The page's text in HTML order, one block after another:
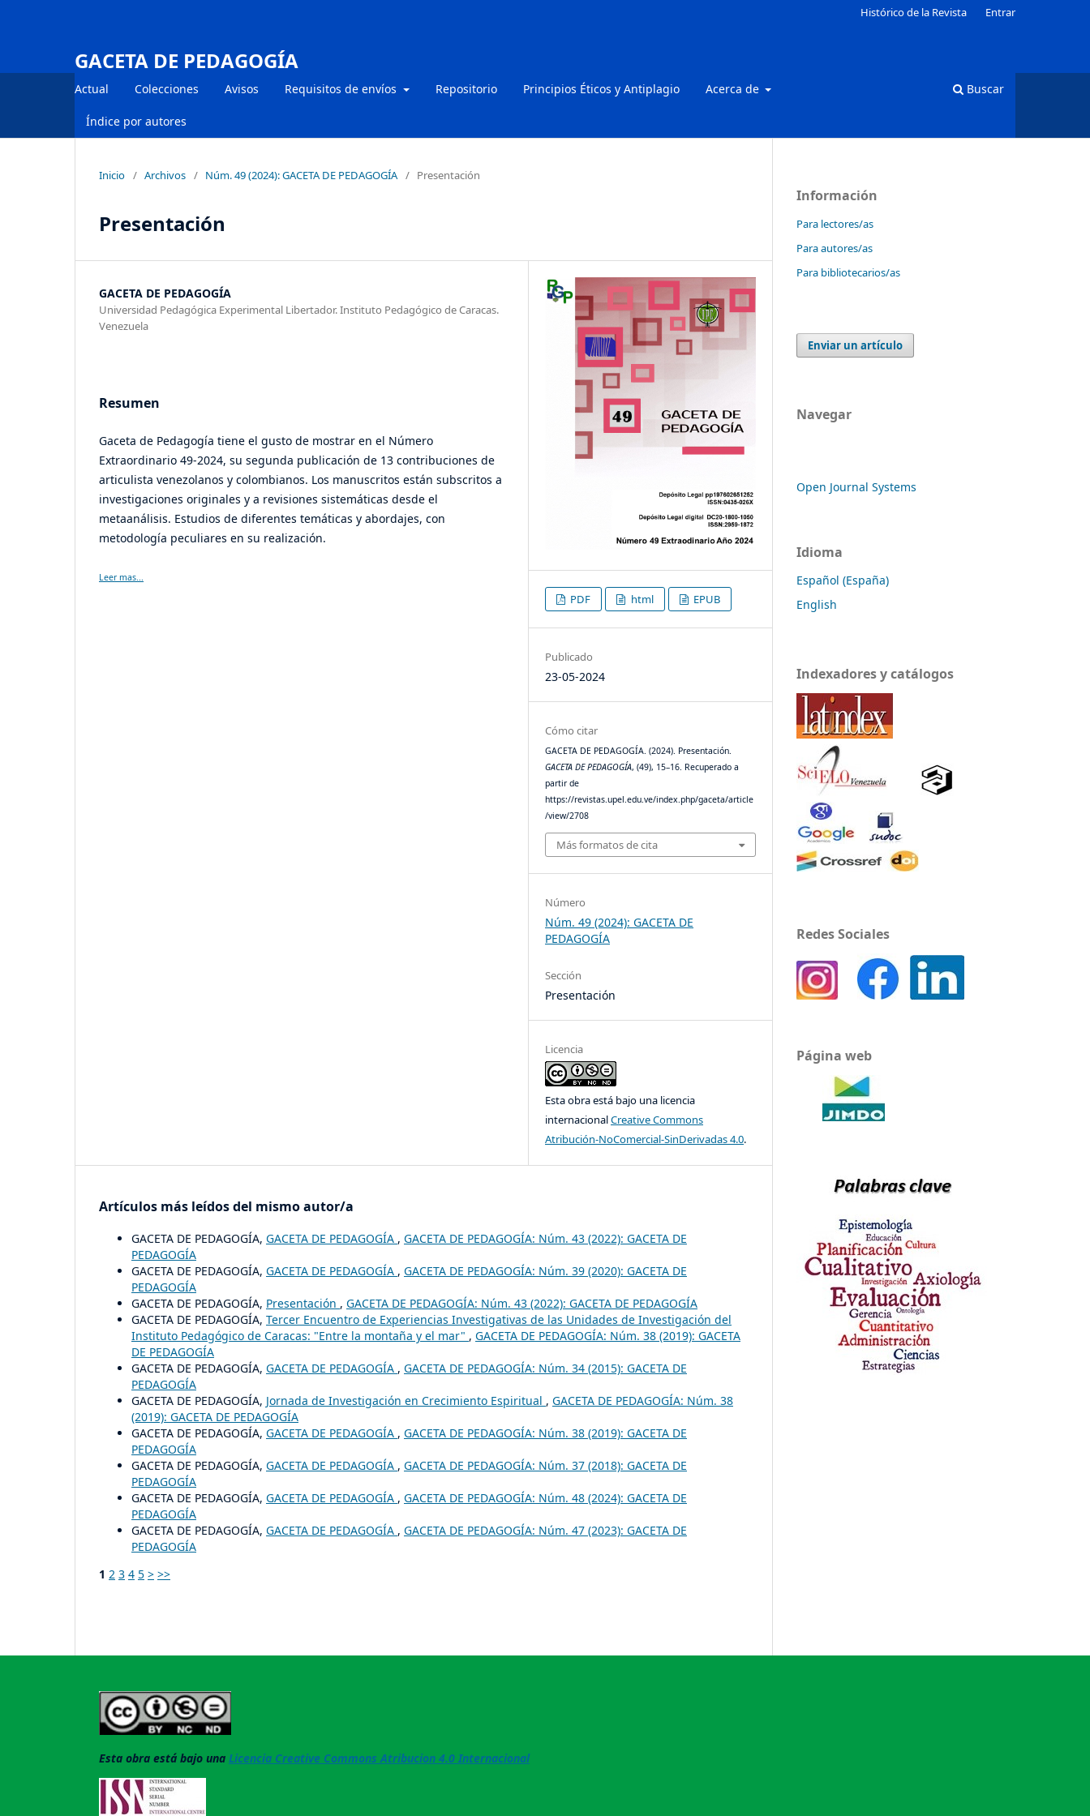
GACETA DE PEDAGOGÍA
Actual Colecciones Avisos Requisitos de envíos Repositorio Principios Éticos y Antiplagio Acerca de
Índice por autores
Buscar
Histórico de la Revista Entrar
Inicio / Archivos / Núm. 49 (2024): GACETA DE PEDAGOGÍA / Presentación
Presentación
GACETA DE PEDAGOGÍA
Universidad Pedagógica Experimental Libertador. Instituto Pedagógico de Caracas.
Venezuela
Resumen
Gaceta de Pedagogía tiene el gusto de mostrar en el Número
Extraordinario 49-2024, su segunda publicación de 13 contribuciones de
articulista venezolanos y colombianos. Los manuscritos están subscritos a
investigaciones originales y a revisiones sistemáticas desde el
metaanálisis. Estudios de diferentes temáticas y abordajes, con
metodología peculiares en su realización.
Leer mas...
PDF html EPUB
Publicado
23-05-2024
Cómo citar
GACETA DE PEDAGOGÍA. (2024). Presentación.
GACETA DE PEDAGOGÍA, (49), 15–16. Recuperado a
partir de
https://revistas.upel.edu.ve/index.php/gaceta/article
/view/2708
Más formatos de cita
Número
Núm. 49 (2024): GACETA DE
PEDAGOGÍA
Sección
Presentación
Licencia
Esta obra está bajo una licencia
internacionalCreative Commons
Atribución-NoComercial-SinDerivadas 4.0.
Artículos más leídos del mismo autor/a
GACETA DE PEDAGOGÍA, GACETA DE PEDAGOGÍA , GACETA DE PEDAGOGÍA: Núm. 43 (2022): GACETA DE
PEDAGOGÍA
GACETA DE PEDAGOGÍA, GACETA DE PEDAGOGÍA , GACETA DE PEDAGOGÍA: Núm. 39 (2020): GACETA DE
PEDAGOGÍA
GACETA DE PEDAGOGÍA, Presentación , GACETA DE PEDAGOGÍA: Núm. 43 (2022): GACETA DE PEDAGOGÍA
GACETA DE PEDAGOGÍA, Tercer Encuentro de Experiencias Investigativas de las Unidades de Investigación del
Instituto Pedagógico de Caracas: "Entre la montaña y el mar" , GACETA DE PEDAGOGÍA: Núm. 38 (2019): GACETA
DE PEDAGOGÍA
GACETA DE PEDAGOGÍA, GACETA DE PEDAGOGÍA , GACETA DE PEDAGOGÍA: Núm. 34 (2015): GACETA DE
PEDAGOGÍA
GACETA DE PEDAGOGÍA, Jornada de Investigación en Crecimiento Espiritual , GACETA DE PEDAGOGÍA: Núm. 38
(2019): GACETA DE PEDAGOGÍA
GACETA DE PEDAGOGÍA, GACETA DE PEDAGOGÍA , GACETA DE PEDAGOGÍA: Núm. 38 (2019): GACETA DE
PEDAGOGÍA
GACETA DE PEDAGOGÍA, GACETA DE PEDAGOGÍA , GACETA DE PEDAGOGÍA: Núm. 37 (2018): GACETA DE
PEDAGOGÍA
GACETA DE PEDAGOGÍA, GACETA DE PEDAGOGÍA , GACETA DE PEDAGOGÍA: Núm. 48 (2024): GACETA DE
PEDAGOGÍA
GACETA DE PEDAGOGÍA, GACETA DE PEDAGOGÍA , GACETA DE PEDAGOGÍA: Núm. 47 (2023): GACETA DE
PEDAGOGÍA
1 2 3 4 5 > >>
Información
Para lectores/as
Para autores/as
Para bibliotecarios/as
Enviar un artículo
Navegar
Open Journal Systems
Idioma
Español (España)
English
Indexadores y catálogos
Redes Sociales
Página web
Esta obra está bajo una Licencia Creative Commons Atribucion 4.0 Internacional